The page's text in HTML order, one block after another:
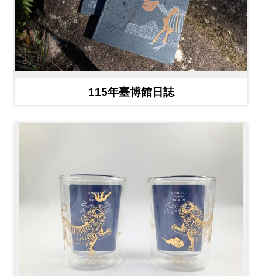
Ba
ha
sa
Ind
on
esi
a
Tiế
ng
Việ
t
115年臺博館日誌